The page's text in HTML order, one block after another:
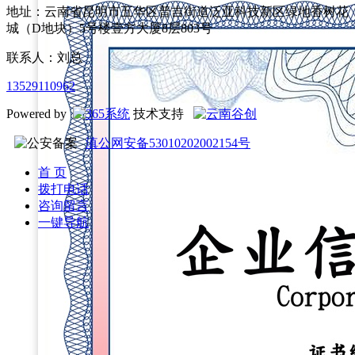
地址：云南省昆明市五华区普吉街道泛亚科技新区绿地香树花
城（D地块）5号楼壹方大厦8层803号
联系人：刘总
13529110962
Powered by 技术支持
滇公网安备53010202002154号
首 页
拨打电话
咨询留言
一键导航